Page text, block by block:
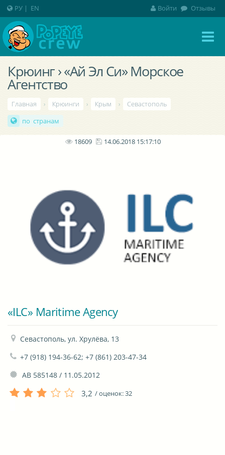
Крюинг › «Ай Эл Си» Морское
Агентство
Главная › Крюинги › Крым ›
Севастополь
по странам
18609 14.06.2018 15:17:10
«ILC» Maritime Agency
Севастополь, ул. Хрулёва, 13
+7 (918) 194-36-62; +7 (861) 203-47-34
АВ 585148 / 11.05.2012
3,2 / оценок:32
РУ | EN Войти Отзывы